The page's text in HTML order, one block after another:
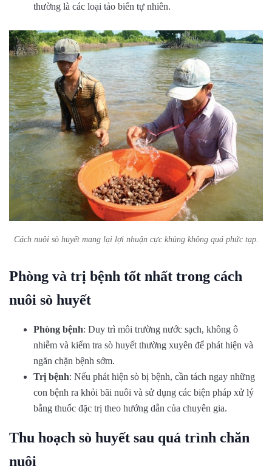
thường là các loại tảo biển tự nhiên.
Cách nuôi sò huyết mang lại lợi nhuận cực khủng không quá phức tạp.
Phòng và trị bệnh tốt nhất trong cách
nuôi sò huyết
Phòng bệnh: Duy trì môi trường nước sạch, không ô
nhiễm và kiểm tra sò huyết thường xuyên để phát hiện và
ngăn chặn bệnh sớm.
Trị bệnh: Nếu phát hiện sò bị bệnh, cần tách ngay những
con bệnh ra khỏi bãi nuôi và sử dụng các biện pháp xử lý
bằng thuốc đặc trị theo hướng dẫn của chuyên gia.
Thu hoạch sò huyết sau quá trình chăn
nuôi